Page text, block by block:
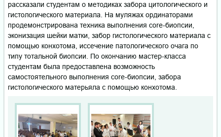
рассказали студентам о методиках забора цитологического и
гистологического материала. На муляжах ординаторами
продемонстрирована техника выполнения core-биопсии,
эконизация шейки матки, забор гистологического материала с
помощью конхотома, иссечение патологического очага по
типу тотальной биопсии. По окончанию мастер-класса
студентам была предоставлена возможность
самостоятельного выполнения core-биопсии, забора
гистологического матерьяла с помощью конхотома.